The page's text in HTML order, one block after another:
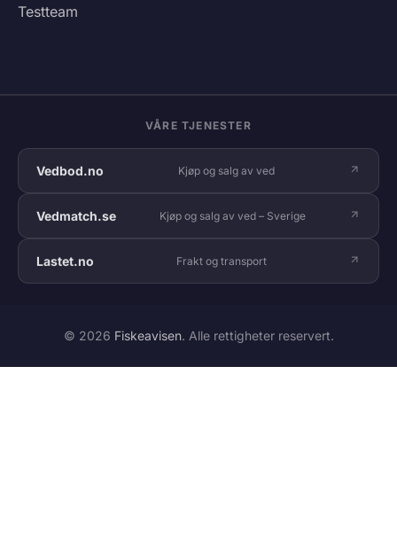
Testteam
VÅRE TJENESTER
Vedbod.no Kjøp og salg av ved
Vedmatch.se Kjøp og salg av ved – Sverige
Lastet.no Frakt og transport
© 2026 Fiskeavisen. Alle rettigheter reservert.